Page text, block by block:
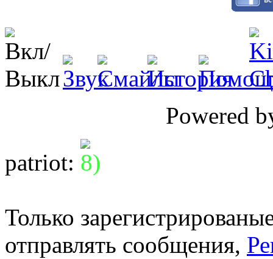
Powered
patriot:
Только
отправлять сообщения,